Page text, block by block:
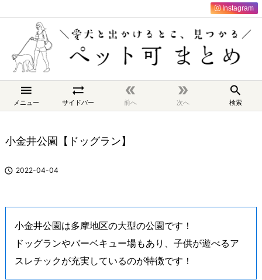

メニュー

サイドバー

前へ

次へ

検索
Instagram
小金井公園【ドッグラン】
 2022-04-04
小金井公園は多摩地区の大型の公園です！
ドッグランやバーベキュー場もあり、子供が遊べるア
スレチックが充実しているのが特徴です！